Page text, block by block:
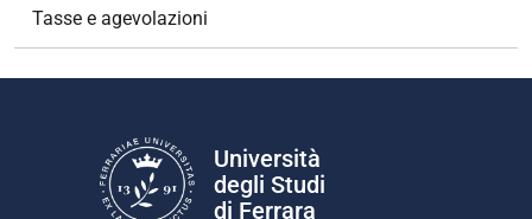
Tasse e agevolazioni
Università
degli Studi
di Ferrara